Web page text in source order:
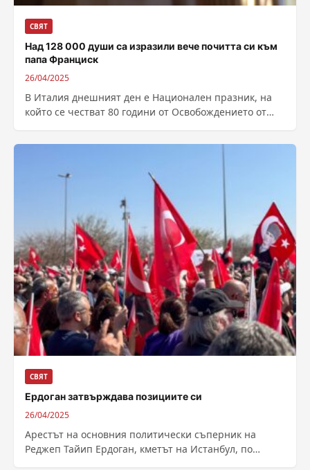
СВЯТ
Над 128 000 души са изразили вече почитта си към
папа Франциск
26/04/2025
В Италия днешният ден е Национален празник, на
който се честват 80 години от Освобождението от
СВЯТ
Ердоган затвърждава позициите си
26/04/2025
Арестът на основния политически съперник на
Реджеп Тайип Ердоган, кметът на Истанбул, по